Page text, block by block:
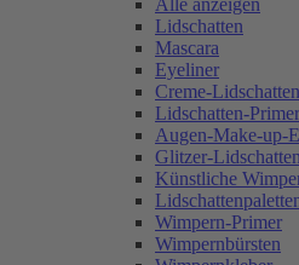
Alle anzeigen
Lidschatten
Mascara
Eyeliner
Creme-Lidschatten
Lidschatten-Primer
Augen-Make-up-
Glitzer-Lidschatten
Künstliche
Wimpern-Primer
Wimpernbürsten